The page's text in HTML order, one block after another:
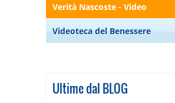
Verità Nascoste - Video
Videoteca del Benessere
Ultime dal BLOG